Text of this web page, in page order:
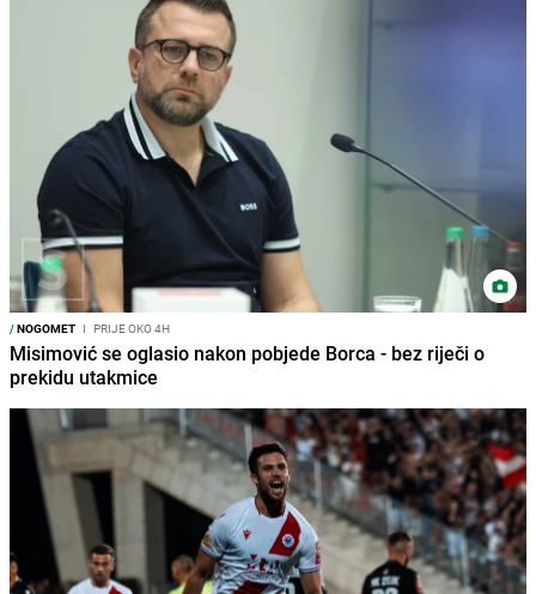
/NOGOMET I PRIJE OKO 4H
Misimović se oglasio nakon pobjede Borca - bez riječi o
prekidu utakmice